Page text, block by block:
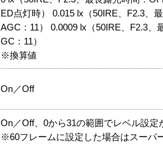
ED点灯時） 0.015 lx（50IRE、F2.3、
AGC：11） 0.0009 lx（50IRE、F2.3、
GC：11）
※換算値
On／Off
On／Off、0から31の範囲でレベル設定
※60フレームに設定した場合はスーパ